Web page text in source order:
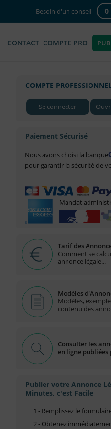
Besoin d'un conseil 0
CONTACT COMPTE PRO
COMPTE PROFESSIONNEL
Se connecter
Paiement Sécurisé
Nous avons choisi la banque
pour garantir la sécurité de
Mandat
Tarif des
Comment se
annonce légale...
Modèles
Modèles,
contenu des
Consulter les
en ligne publiées
Publier votre Annonce
Minutes, c'est Facile
1 - Remplissez le
2 - Obtenez